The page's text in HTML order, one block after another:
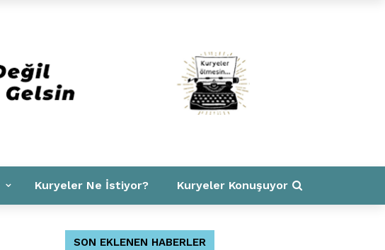
Kuryeler Ne İstiyor? Kuryeler Konuşuyor
SON EKLENEN HABERLER